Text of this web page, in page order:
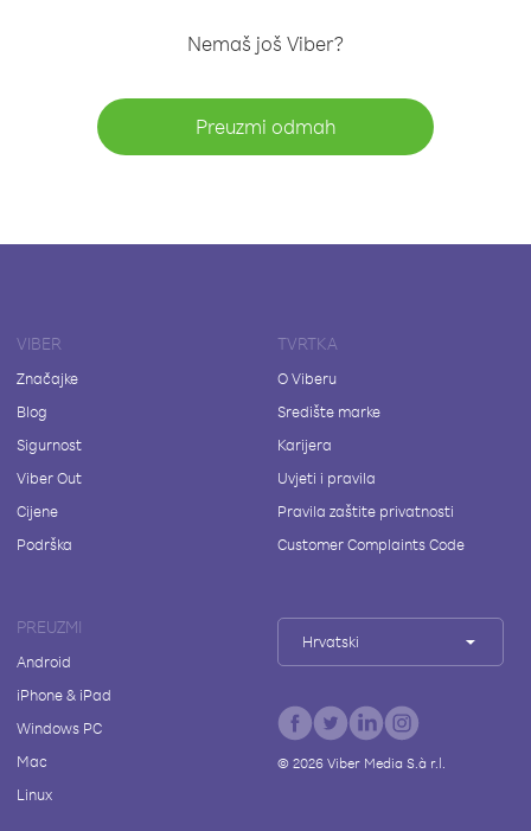
Nemaš još Viber?
Preuzmi odmah
VIBER
Značajke
Blog
Sigurnost
Viber Out
Cijene
Podrška
TVRTKA
O Viberu
Središte marke
Karijera
Uvjeti i pravila
Pravila zaštite privatnosti
Customer Complaints Code
PREUZMI
Android
iPhone & iPad
Windows PC
Mac
Linux
Hrvatski
© 2026Viber Media S.à r.l.